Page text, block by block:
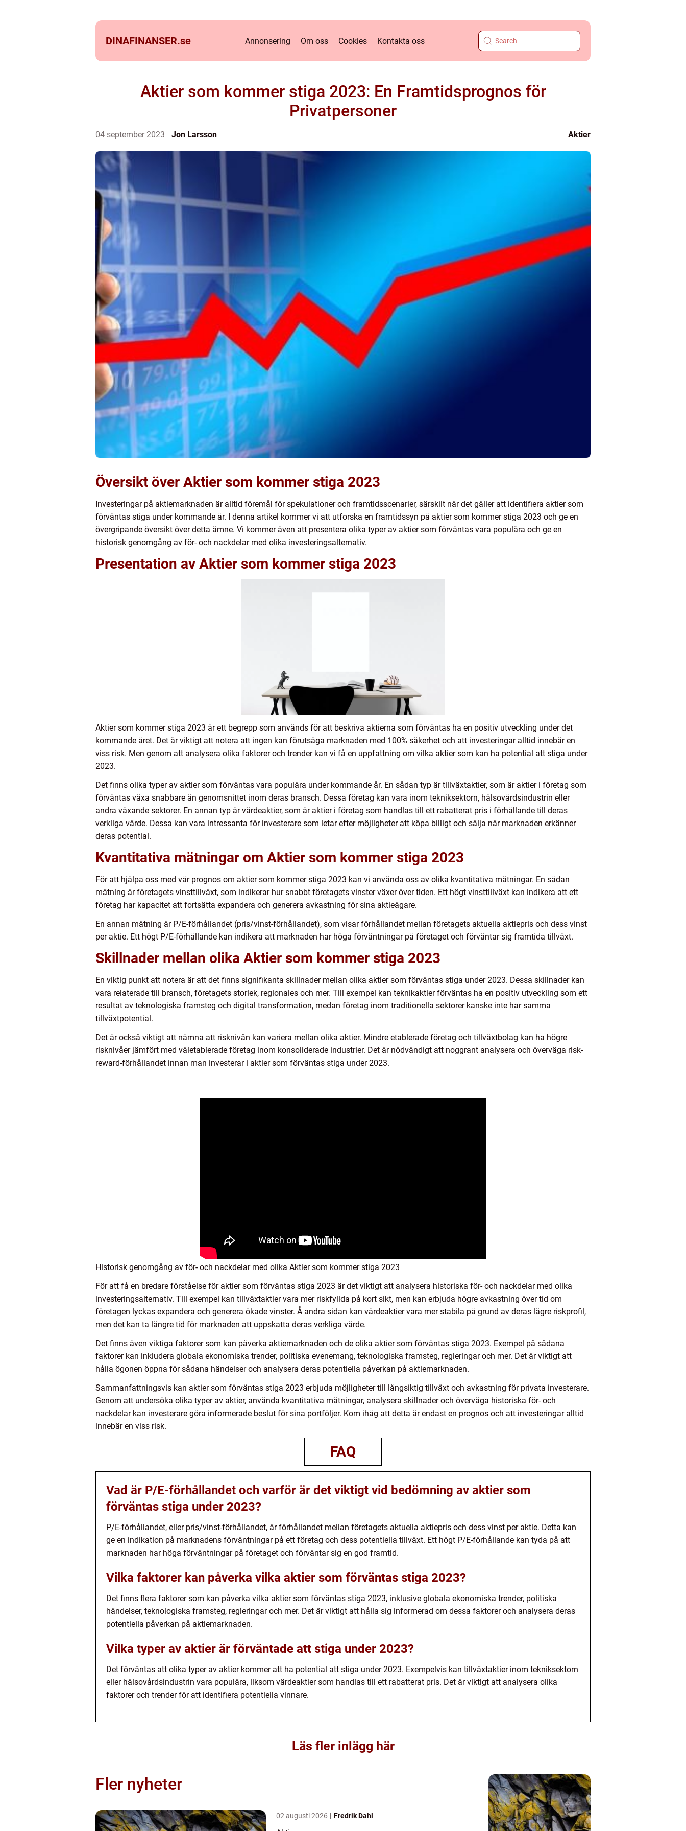
DINAFINANSER.se Annonsering Om oss Cookies Kontakta oss
Aktier som kommer stiga 2023: En Framtidsprognos för
Privatpersoner
04 september 2023 Jon Larsson Aktier
Översikt över Aktier som kommer stiga 2023
Investeringar på aktiemarknaden är alltid föremål för spekulationer och framtidsscenarier, särskilt när det gäller att identifiera aktier som
förväntas stiga under kommande år. I denna artikel kommer vi att utforska en framtidssyn på aktier som kommer stiga 2023 och ge en
övergripande översikt över detta ämne. Vi kommer även att presentera olika typer av aktier som förväntas vara populära och ge en
historisk genomgång av för- och nackdelar med olika investeringsalternativ.
Presentation av Aktier som kommer stiga 2023
Aktier som kommer stiga 2023 är ett begrepp som används för att beskriva aktierna som förväntas ha en positiv utveckling under det
kommande året. Det är viktigt att notera att ingen kan förutsäga marknaden med 100% säkerhet och att investeringar alltid innebär en
viss risk. Men genom att analysera olika faktorer och trender kan vi få en uppfattning om vilka aktier som kan ha potential att stiga under
2023.
Det finns olika typer av aktier som förväntas vara populära under kommande år. En sådan typ är tillväxtaktier, som är aktier i företag som
förväntas växa snabbare än genomsnittet inom deras bransch. Dessa företag kan vara inom tekniksektorn, hälsovårdsindustrin eller
andra växande sektorer. En annan typ är värdeaktier, som är aktier i företag som handlas till ett rabatterat pris i förhållande till deras
verkliga värde. Dessa kan vara intressanta för investerare som letar efter möjligheter att köpa billigt och sälja när marknaden erkänner
deras potential.
Kvantitativa mätningar om Aktier som kommer stiga 2023
För att hjälpa oss med vår prognos om aktier som kommer stiga 2023 kan vi använda oss av olika kvantitativa mätningar. En sådan
mätning är företagets vinsttillväxt, som indikerar hur snabbt företagets vinster växer över tiden. Ett högt vinsttillväxt kan indikera att ett
företag har kapacitet att fortsätta expandera och generera avkastning för sina aktieägare.
En annan mätning är P/E-förhållandet (pris/vinst-förhållandet), som visar förhållandet mellan företagets aktuella aktiepris och dess vinst
per aktie. Ett högt P/E-förhållande kan indikera att marknaden har höga förväntningar på företaget och förväntar sig framtida tillväxt.
Skillnader mellan olika Aktier som kommer stiga 2023
En viktig punkt att notera är att det finns signifikanta skillnader mellan olika aktier som förväntas stiga under 2023. Dessa skillnader kan
vara relaterade till bransch, företagets storlek, regionales och mer. Till exempel kan teknikaktier förväntas ha en positiv utveckling som ett
resultat av teknologiska framsteg och digital transformation, medan företag inom traditionella sektorer kanske inte har samma
tillväxtpotential.
Det är också viktigt att nämna att risknivån kan variera mellan olika aktier. Mindre etablerade företag och tillväxtbolag kan ha högre
risknivåer jämfört med väletablerade företag inom konsoliderade industrier. Det är nödvändigt att noggrant analysera och överväga risk-
reward-förhållandet innan man investerar i aktier som förväntas stiga under 2023.
Historisk genomgång av för- och nackdelar med olika Aktier som kommer stiga 2023
För att få en bredare förståelse för aktier som förväntas stiga 2023 är det viktigt att analysera historiska för- och nackdelar med olika
investeringsalternativ. Till exempel kan tillväxtaktier vara mer riskfyllda på kort sikt, men kan erbjuda högre avkastning över tid om
företagen lyckas expandera och generera ökade vinster. Å andra sidan kan värdeaktier vara mer stabila på grund av deras lägre riskprofil,
men det kan ta längre tid för marknaden att uppskatta deras verkliga värde.
Det finns även viktiga faktorer som kan påverka aktiemarknaden och de olika aktier som förväntas stiga 2023. Exempel på sådana
faktorer kan inkludera globala ekonomiska trender, politiska evenemang, teknologiska framsteg, regleringar och mer. Det är viktigt att
hålla ögonen öppna för sådana händelser och analysera deras potentiella påverkan på aktiemarknaden.
Sammanfattningsvis kan aktier som förväntas stiga 2023 erbjuda möjligheter till långsiktig tillväxt och avkastning för privata investerare.
Genom att undersöka olika typer av aktier, använda kvantitativa mätningar, analysera skillnader och överväga historiska för- och
nackdelar kan investerare göra informerade beslut för sina portföljer. Kom ihåg att detta är endast en prognos och att investeringar alltid
innebär en viss risk.
FAQ
Vad är P/E-förhållandet och varför är det viktigt vid bedömning av aktier som
förväntas stiga under 2023?
P/E-förhållandet, eller pris/vinst-förhållandet, är förhållandet mellan företagets aktuella aktiepris och dess vinst per aktie. Detta kan
ge en indikation på marknadens förväntningar på ett företag och dess potentiella tillväxt. Ett högt P/E-förhållande kan tyda på att
marknaden har höga förväntningar på företaget och förväntar sig en god framtid.
Vilka faktorer kan påverka vilka aktier som förväntas stiga 2023?
Det finns flera faktorer som kan påverka vilka aktier som förväntas stiga 2023, inklusive globala ekonomiska trender, politiska
händelser, teknologiska framsteg, regleringar och mer. Det är viktigt att hålla sig informerad om dessa faktorer och analysera deras
potentiella påverkan på aktiemarknaden.
Vilka typer av aktier är förväntade att stiga under 2023?
Det förväntas att olika typer av aktier kommer att ha potential att stiga under 2023. Exempelvis kan tillväxtaktier inom tekniksektorn
eller hälsovårdsindustrin vara populära, liksom värdeaktier som handlas till ett rabatterat pris. Det är viktigt att analysera olika
faktorer och trender för att identifiera potentiella vinnare.
Läs fler inlägg här
Fler nyheter
02 augusti 2026 Fredrik Dahl